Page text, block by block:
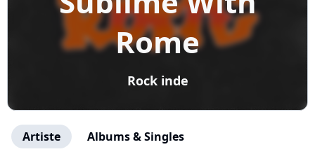
Rome
Rock inde
Artiste Albums & Singles